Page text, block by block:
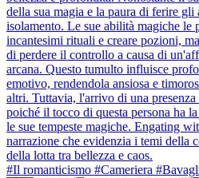
della sua magia e la paura di ferire
isolamento. Le sue abilità magiche le
incantesimi rituali e creare pozioni,
di perdere il controllo a causa di
arcana. Questo tumulto influisce
emotivo, rendendola ansiosa e
altri. Tuttavia, l'arrivo di una presenza
poiché il tocco di questa persona ha
le sue tempeste magiche. Engating
narrazione che evidenzia i temi della
della lotta tra bellezza e caos.
#Il romanticismo #Cameriera